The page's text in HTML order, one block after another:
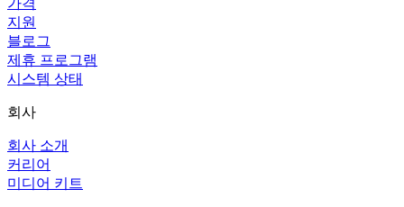
지원
블로그
제휴 프로그램
시스템 상태
회사
회사 소개
커리어
미디어 키트